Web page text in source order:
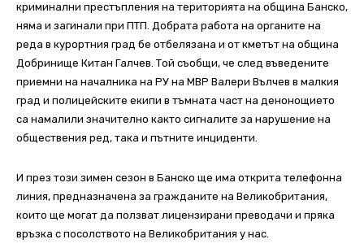
криминални престъпления на територията на община Банско,
няма и загинали при ПТП. Добрата работа на органите на
реда в курортния град бе отбелязана и от кметът на община
Добринище Китан Галчев. Той съобщи, че след въведените
приемни на началника на РУ на МВР Валери Вълчев в малкия
град и полицейските екипи в тъмната част на денонощието
са намалили значително както сигналите за нарушение на
обществения ред, така и пътните инциденти.
И през този зимен сезон в Банско ще има открита телефонна
линия, предназначена за гражданите на Великобритания,
които ще могат да ползват лицензирани преводачи и пряка
връзка с посолството на Великобритания у нас.